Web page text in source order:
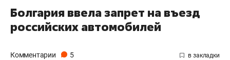
Болгария ввела запрет на въезд
российских автомобилей
Комментарии 5